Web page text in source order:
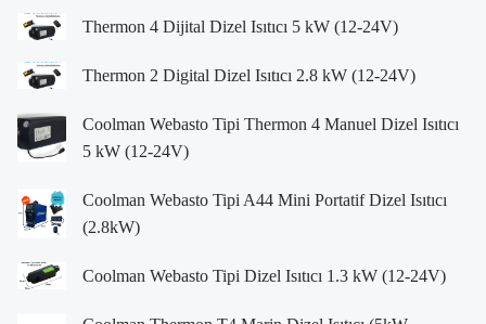
Thermon 4 Dijital Dizel Isıtıcı 5 kW (12-24V)
Thermon 2 Digital Dizel Isıtıcı 2.8 kW (12-24V)
Coolman Webasto Tipi Thermon 4 Manuel Dizel Isıtıcı
5 kW (12-24V)
Coolman Webasto Tipi A44 Mini Portatif Dizel Isıtıcı
(2.8kW)
Coolman Webasto Tipi Dizel Isıtıcı 1.3 kW (12-24V)